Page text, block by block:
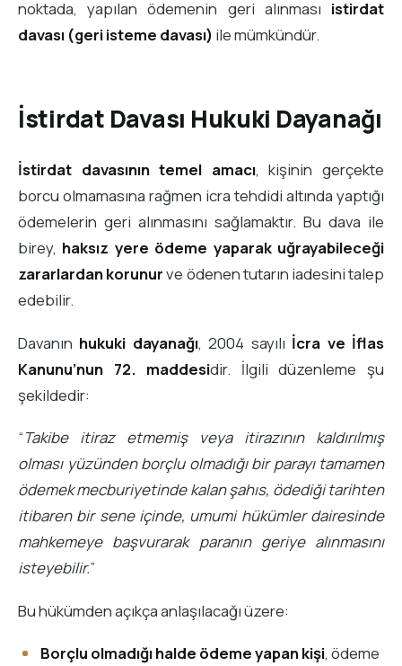
noktada, yapılan ödemenin geri alınması istirdat
davası (geri isteme davası) ile mümkündür.
İstirdat Davası Hukuki Dayanağı
İstirdat davasının temel amacı, kişinin gerçekte
borcu olmamasına rağmen icra tehdidi altında yaptığı
ödemelerin geri alınmasını sağlamaktır. Bu dava ile
birey, haksız yere ödeme yaparak uğrayabileceği
zararlardan korunurve ödenen tutarın iadesini talep
edebilir.
Davanın hukuki dayanağı, 2004 sayılı İcra ve İflas
Kanunu’nun 72. maddesidir. İlgili düzenleme şu
şekildedir:
“Takibe itiraz etmemiş veya itirazının kaldırılmış
olması yüzünden borçlu olmadığı bir parayı tamamen
ödemek mecburiyetinde kalan şahıs, ödediği tarihten
itibaren bir sene içinde, umumi hükümler dairesinde
mahkemeye başvurarak paranın geriye alınmasını
isteyebilir.”
Bu hükümden açıkça anlaşılacağı üzere:
Borçlu olmadığı halde ödeme yapan kişi, ödeme